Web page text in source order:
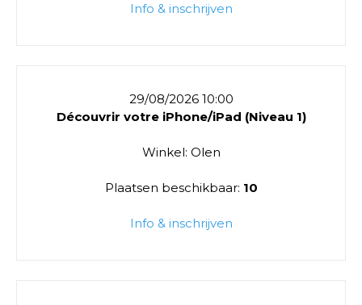
Info & inschrijven
29/08/2026 10:00
Découvrir votre iPhone/iPad (Niveau 1)
Winkel: Olen
Plaatsen beschikbaar: 10
Info & inschrijven